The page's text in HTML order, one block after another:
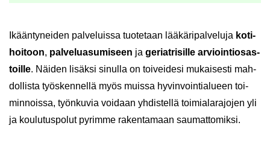
Ikään­ty­nei­den pal­ve­luis­sa tuo­te­taan lää­kä­ri­pal­ve­lu­ja ko­ti­
hoi­toon, pal­ve­lua­su­mi­seen ja ge­riat­ri­sil­le ar­vioin­tio­sas­
toil­le. Näi­den li­säk­si si­nul­la on toi­vei­de­si mu­kai­ses­ti mah­
dol­lis­ta työs­ken­nel­lä myös muis­sa hy­vin­voin­tia­lu­een toi­
min­nois­sa, työn­ku­via voi­daan yh­dis­tel­lä toi­mia­la­ra­jo­jen yli
ja kou­lu­tus­po­lut py­rim­me ra­ken­ta­maan sau­mat­to­mik­si.